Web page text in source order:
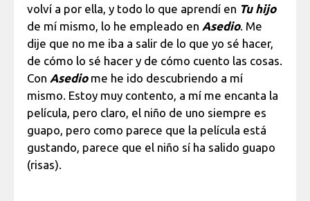
volví a por ella, y todo lo que aprendí en Tu hijo
de mí mismo, lo he empleado en Asedio. Me
dije que no me iba a salir de lo que yo sé hacer,
de cómo lo sé hacer y de cómo cuento las cosas.
Con Asediome he ido descubriendo a mí
mismo. Estoy muy contento, a mí me encanta la
película, pero claro, el niño de uno siempre es
guapo, pero como parece que la película está
gustando, parece que el niño sí ha salido guapo
(risas).